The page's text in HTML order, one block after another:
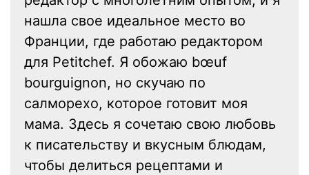
нашла свое идеальное место во
Франции, где работаю редактором
для Petitchef. Я обожаю bœuf
bourguignon, но скучаю по
салморехо, которое готовит моя
мама. Здесь я сочетаю свою любовь
к писательству и вкусным блюдам,
чтобы делиться рецептами и